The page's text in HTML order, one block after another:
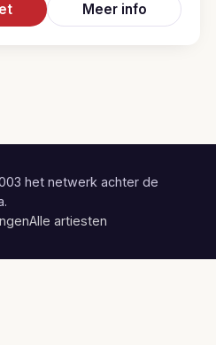
Meer info
het netwerk achter de
Alle artiesten